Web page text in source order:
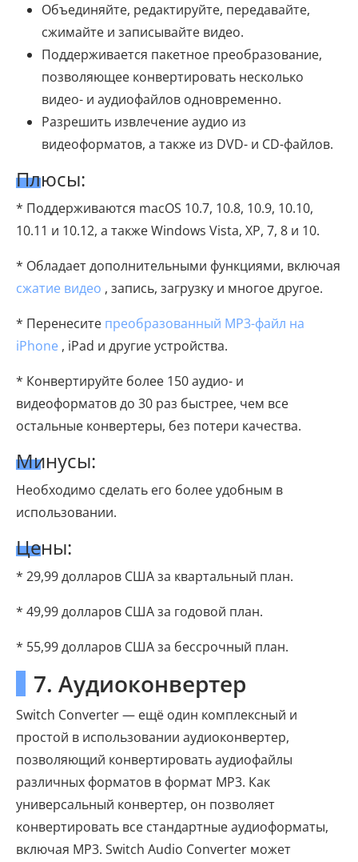
Объединяйте, редактируйте, передавайте,
сжимайте и записывайте видео.
Поддерживается пакетное преобразование,
позволяющее конвертировать несколько
видео- и аудиофайлов одновременно.
Разрешить извлечение аудио из
видеоформатов, а также из DVD- и CD-файлов.
Плюсы:
* Поддерживаются macOS 10.7, 10.8, 10.9, 10.10,
10.11 и 10.12, а также Windows Vista, XP, 7, 8 и 10.
* Обладает дополнительными функциями, включая
сжатие видео , запись, загрузку и многое другое.
* Перенесите преобразованный MP3-файл на
iPhone , iPad и другие устройства.
* Конвертируйте более 150 аудио- и
видеоформатов до 30 раз быстрее, чем все
остальные конвертеры, без потери качества.
Минусы:
Необходимо сделать его более удобным в
использовании.
Цены:
* 29,99 долларов США за квартальный план.
* 49,99 долларов США за годовой план.
* 55,99 долларов США за бессрочный план.
7. Аудиоконвертер
Switch Converter — ещё один комплексный и
простой в использовании аудиоконвертер,
позволяющий конвертировать аудиофайлы
различных форматов в формат MP3. Как
универсальный конвертер, он позволяет
конвертировать все стандартные аудиоформаты,
включая MP3. Switch Audio Converter может